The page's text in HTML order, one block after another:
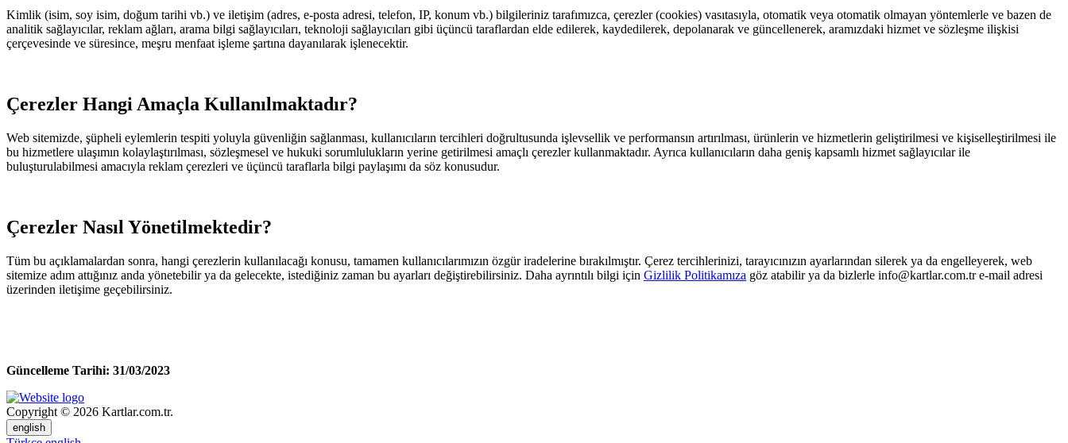
Kimlik (isim, soy isim, doğum tarihi vb.) ve iletişim (adres, e-posta adresi, telefon, IP, konum vb.) bilgileriniz tarafımızca, çerezler (cookies) vasıtasıyla, otomatik veya otomatik olmayan yöntemlerle ve bazen de
analitik sağlayıcılar, reklam ağları, arama bilgi sağlayıcıları, teknoloji sağlayıcıları gibi üçüncü taraflardan elde edilerek, kaydedilerek, depolanarak ve güncellenerek, aramızdaki hizmet ve sözleşme ilişkisi
çerçevesinde ve süresince, meşru menfaat işleme şartına dayanılarak işlenecektir.
Çerezler Hangi Amaçla Kullanılmaktadır?
Web sitemizde, şüpheli eylemlerin tespiti yoluyla güvenliğin sağlanması, kullanıcıların tercihleri doğrultusunda işlevsellik ve performansın artırılması, ürünlerin ve hizmetlerin geliştirilmesi ve kişiselleştirilmesi ile
bu hizmetlere ulaşımın kolaylaştırılması, sözleşmesel ve hukuki sorumlulukların yerine getirilmesi amaçlı çerezler kullanmaktadır. Ayrıca kullanıcıların daha geniş kapsamlı hizmet sağlayıcılar ile
buluşturulabilmesi amacıyla reklam çerezleri ve üçüncü taraflarla bilgi paylaşımı da söz konusudur.
Çerezler Nasıl Yönetilmektedir?
Tüm bu açıklamalardan sonra, hangi çerezlerin kullanılacağı konusu, tamamen kullanıcılarımızın özgür iradelerine bırakılmıştır. Çerez tercihlerinizi, tarayıcınızın ayarlarından silerek ya da engelleyerek, web
sitemize adım attığınız anda yönetebilir ya da gelecekte, istediğiniz zaman bu ayarları değiştirebilirsiniz. Daha ayrıntılı bilgi için Gizlilik Politikamıza göz atabilir ya da bizlerle info@kartlar.com.tr e-mail adresi
üzerinden iletişime geçebilirsiniz.
Güncelleme Tarihi: 31/03/2023
Copyright © 2026 Kartlar.com.tr.
english